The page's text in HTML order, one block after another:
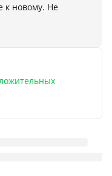
к новому. Не